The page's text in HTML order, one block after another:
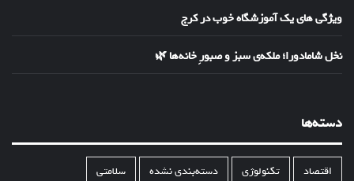
ویژگی های یک آموزشگاه خوب در کرج
نخل شامادورا؛ ملکه‌ی سبز و صبورِ خانه‌ها 🌿
دسته‌ها
اقتصاد تکنولوژی دسته‌بندی نشده سلامتی